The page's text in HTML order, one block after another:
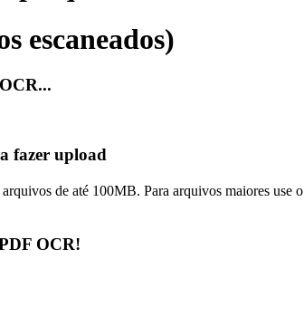
escaneados)
fazer upload
de até 100MB. Para arquivos maiores use o
OCR!